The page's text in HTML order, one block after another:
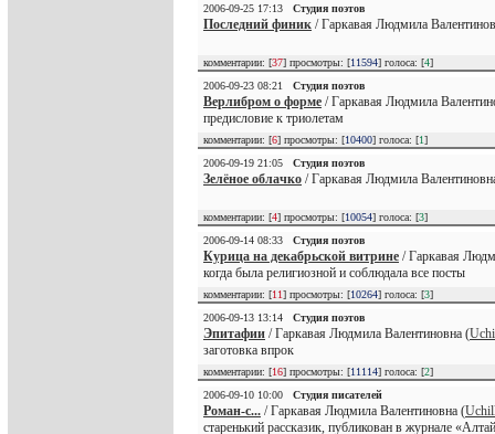
2006-09-25 17:13
Студия поэтов
Последний финик / Гаркавая Людмила
комментарии: [37] просмотры: [11594] голоса: [4]
2006-09-23 08:21
Студия поэтов
Верлибром о форме / Гаркавая Людмила
предисловие к триолетам
комментарии: [6] просмотры: [10400] голоса: [1]
2006-09-19 21:05
Студия поэтов
Зелёное облачко / Гаркавая Людмила
комментарии: [4] просмотры: [10054] голоса: [3]
2006-09-14 08:33
Студия поэтов
Курица на декабрьской витрине / Гаркавая
когда была религиозной и соблюдала все посты
комментарии: [11] просмотры: [10264] голоса: [3]
2006-09-13 13:14
Студия поэтов
Эпитафии / Гаркавая Людмила Валентиновна (
заготовка впрок
комментарии: [16] просмотры: [11114] голоса: [2]
2006-09-10 10:00
Студия писателей
Роман-с... / Гаркавая Людмила Валентиновна (
старенький рассказик, публикован в журнале